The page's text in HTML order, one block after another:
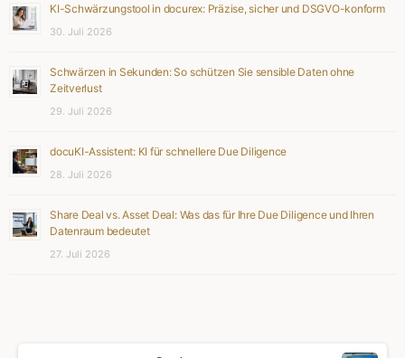
KI-Schwärzungstool in docurex: Präzise, sicher und DSGVO-konform
30. Juli 2026
Schwärzen in Sekunden: So schützen Sie sensible Daten ohne
Zeitverlust
29. Juli 2026
docuKI-Assistent: KI für schnellere Due Diligence
28. Juli 2026
Share Deal vs. Asset Deal: Was das für Ihre Due Diligence und Ihren
Datenraum bedeutet
27. Juli 2026